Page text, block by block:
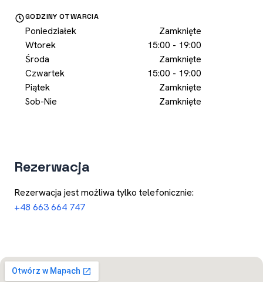
GODZINY OTWARCIA
Poniedziałek
Zamknięte
Wtorek
15:00 - 19:00
Środa
Zamknięte
Czwartek
15:00 - 19:00
Piątek
Zamknięte
Sob-Nie
Zamknięte
Rezerwacja
Rezerwacja jest możliwa tylko telefonicznie:
+48 663 664 747
Otwórz w Mapach